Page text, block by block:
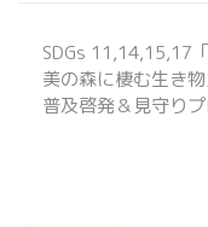
SDGs 11,14,15,17
美の森に棲む生き
普及啓発＆見守り